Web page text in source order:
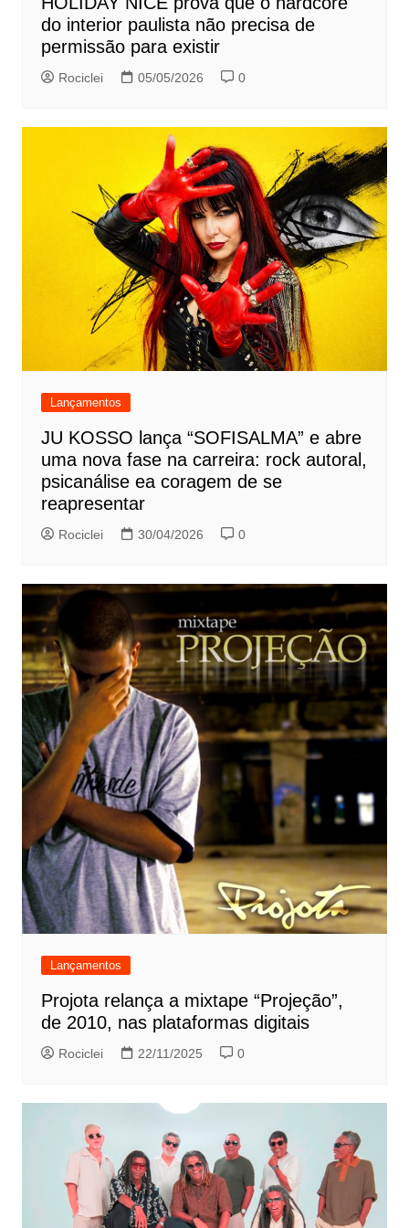
do interior paulista não precisa de
permissão para existir
Rociclei 05/05/2026 0
Lançamentos
JU KOSSO lança “SOFISALMA” e abre
uma nova fase na carreira: rock autoral,
psicanálise ea coragem de se
reapresentar
Rociclei 30/04/2026 0
Lançamentos
Projota relança a mixtape “Projeção”,
de 2010, nas plataformas digitais
Rociclei 22/11/2025 0